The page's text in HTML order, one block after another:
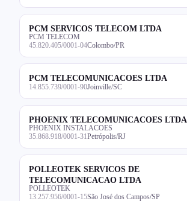
PCM SERVICOS TELECOM LTDA
PCM TELECOM
45.820.405/0001-04Colombo/PR
PCM TELECOMUNICACOES LTDA
14.855.739/0001-90Joinville/SC
PHOENIX TELECOMUNICACOES LTDA
PHOENIX INSTALACOES
35.868.918/0001-31 Petrópolis/RJ
POLLEOTEK SERVICOS DE
TELECOMUNICACAO LTDA
POLLEOTEK
13.257.956/0001-15São José dos Campos/SP